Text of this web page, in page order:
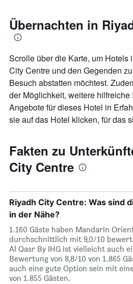
Übernachten in
Scrolle über die Karte, um Hotels
City Centre und den Gegenden
Besuch abstatten möchtest.
der Möglichkeit, weitere hilfreiche
Angebote für dieses Hotel in
sie auf das Hotel klicken, für das
Fakten zu
City Centre
Riyadh City Centre: Was sind
in der Nähe?
1.160 Gäste haben Mandarin
durchschnittlich mit 9,0/10
Al Qasr By IHG ist vielleicht auch
Bewertung von 8,8/10 von 1.865
auch eine gute Option sein mit
von 1.855 Gästen.